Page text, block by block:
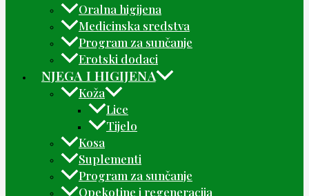
Oralna higijena
Medicinska sredstva
Program za sunčanje
Erotski dodaci
NJEGA I HIGIJENA
Koža
Lice
Tijelo
Kosa
Suplementi
Program za sunčanje
Opekotine i regeneracija